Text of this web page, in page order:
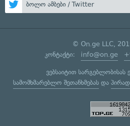
ბოლო ამბები / Twitter
© On.ge LLC,
კონტაქტი: info@on.ge
ვებსაიტით სარგებლობისას
სამომხმარებლო შეთანხმებასდა